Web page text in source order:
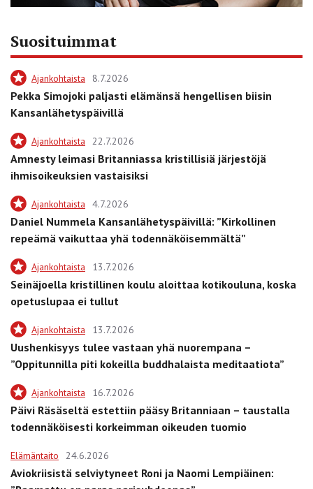
Suosituimmat
Ajankohtaista 8.7.2026
Pekka Simojoki paljasti elämänsä hengellisen biisin
Kansanlähetyspäivillä
Ajankohtaista 22.7.2026
Amnesty leimasi Britanniassa kristillisiä järjestöjä
ihmisoikeuksien vastaisiksi
Ajankohtaista 4.7.2026
Daniel Nummela Kansanlähetyspäivillä: ”Kirkollinen
repeämä vaikuttaa yhä todennäköisemmältä”
Ajankohtaista 13.7.2026
Seinäjoella kristillinen koulu aloittaa kotikouluna, koska
opetuslupaa ei tullut
Ajankohtaista 13.7.2026
Uushenkisyys tulee vastaan yhä nuorempana –
”Oppitunnilla piti kokeilla buddhalaista meditaatiota”
Ajankohtaista 16.7.2026
Päivi Räsäseltä estettiin pääsy Britanniaan – taustalla
todennäköisesti korkeimman oikeuden tuomio
Elämäntaito 24.6.2026
Aviokriisistä selviytyneet Roni ja Naomi Lempiäinen: